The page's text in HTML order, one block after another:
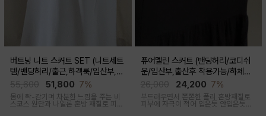
버트닝 니트 스커트 SET (니트세트
템/밴딩허리/출근,하객룩/임산부,출
산후 착용가능)51,800 7%
몸에 촥-감기며 차분한 느낌을 주는 비
스코스 원단과 나일론 혼방 재질로 피부
퓨어멜린 스커트 (밴딩허리/코디쉬
운/임산부,출산후 착용가능/하체커
24,200 7%
부드러우면서 쫀쫀한 폴리 혼방재질로
피부에 자극이 적어 입은듯 안입은듯한